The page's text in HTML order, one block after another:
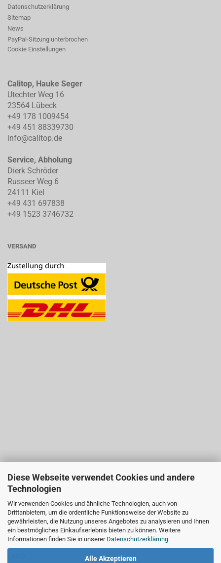
Diese Webseite verwendet Cookies und andere
Technologien
Wir verwenden Cookies und ähnliche Technologien, auch von
Drittanbietern, um die ordentliche Funktionsweise der Website zu
gewährleisten, die Nutzung unseres Angebotes zu analysieren und Ihnen
ein bestmögliches Einkaufserlebnis bieten zu können. Weitere
Informationen finden Sie in unserer Datenschutzerklärung.
Alle Akzeptieren
Datenschutzerklärung
Sitemap
News
PayPal-Sitzung unterbrochen
Cookie Einstellungen
Calitop, Hauke Seger
Utechter Weg 16
23564 Lübeck
+49 178 1009454
+49 451 88339730
info@calitop.de
Service, Abholung
Dierk Schröder
Russeer Weg 6
24111 Kiel
+49 431 697838
+49 1523 3746732
VERSAND